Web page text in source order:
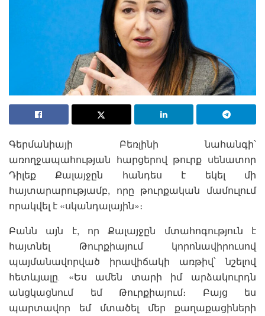
Գերմանիայի Բեռլինի նահանգի՝
առողջապահության հարցերով թուրք սենատոր
Դիլեք Քալայջըն հանդես է եկել մի
հայտարարությամբ, որը թուրքական մամուլում
որակվել է «սկանդալային»։
Բանն այն է, որ Քալայջըն մտահոգություն է
հայտնել Թուրքիայում կորոնավիրուսով
պայմանավորված իրավիճակի առթիվ՝ նշելով
հետևյալը․ «Ես ամեն տարի իմ արձակուրդն
անցկացնում եմ Թուրքիայում։ Բայց ես
պարտավոր եմ մտածել մեր քաղաքացիների